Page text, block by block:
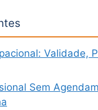
Validade,
Sem